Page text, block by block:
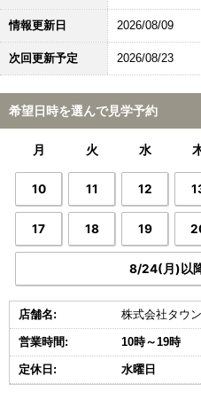
情報更新日 2026/08/09
次回更新予定 2026/08/23
希望日時を選んで見学予約
月 火 水
10 11 12
17 18 19
8/24(月)以
店舗名: 株式会社タウ
営業時間: 10時～19時
定休日: 水曜日